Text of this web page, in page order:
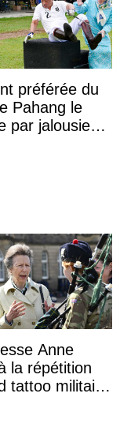
préférée du
Pahang le
par jalousie
Anne
la répétition
tattoo militaire